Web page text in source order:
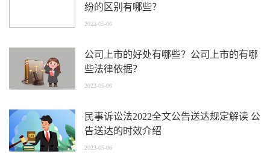
纷的区别有哪些？
2023-05-06
公司上市的好处有哪些？公司上市的有哪
些法律依据？
2023-05-06
民事诉讼法2022全文公告送达规定解读 公
告送达的时效介绍
2023-05-06